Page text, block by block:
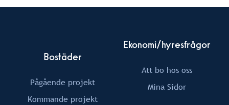
Bostäder
Pågående projekt
Kommande projekt
Ekonomi/hyresfrågor
Att bo hos oss
Mina Sidor